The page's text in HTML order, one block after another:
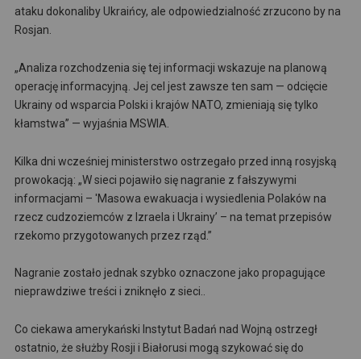
ataku dokonaliby Ukraińcy, ale odpowiedzialność zrzucono by na
Rosjan.
„Analiza rozchodzenia się tej informacji wskazuje na planową
operację informacyjną. Jej cel jest zawsze ten sam — odcięcie
Ukrainy od wsparcia Polski i krajów NATO, zmieniają się tylko
kłamstwa” — wyjaśnia MSWIA.
Kilka dni wcześniej ministerstwo ostrzegało przed inną rosyjską
prowokacją: „W sieci pojawiło się nagranie z fałszywymi
informacjami – 'Masowa ewakuacja i wysiedlenia Polaków na
rzecz cudzoziemców z Izraela i Ukrainy’ – na temat przepisów
rzekomo przygotowanych przez rząd.”
Nagranie zostało jednak szybko oznaczone jako propagujące
nieprawdziwe treści i zniknęło z sieci..
Co ciekawa amerykański Instytut Badań nad Wojną ostrzegł
ostatnio, że służby Rosji i Białorusi mogą szykować się do